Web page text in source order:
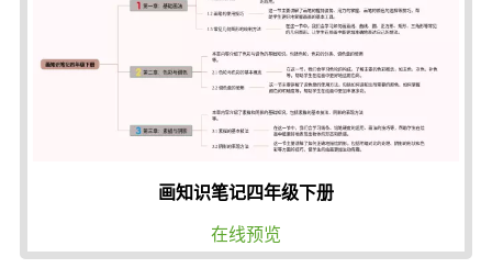
画知识笔记四年级下册
在线预览